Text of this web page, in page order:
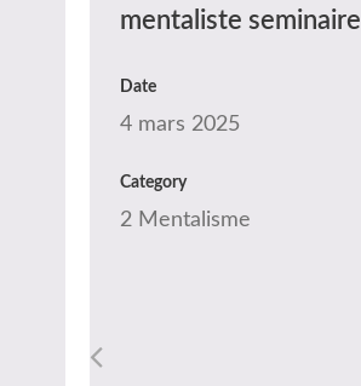
e
mentaliste seminaire
Date
4 mars 2025
Category
2 Mentalisme